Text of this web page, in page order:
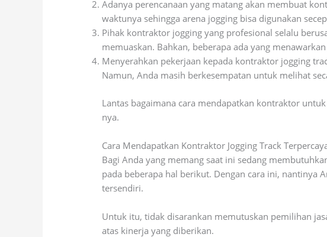
Adanya perencanaan yang matang akan membuat
waktunya sehingga arena jogging bisa digunakan
Pihak kontraktor jogging yang profesional selalu
memuaskan. Bahkan, beberapa ada yang
Menyerahkan pekerjaan kepada kontraktor jogging
Namun, Anda masih berkesempatan untuk melihat
Lantas bagaimana cara mendapatkan kontraktor
nya.
Cara Mendapatkan Kontraktor Jogging Track
Bagi Anda yang memang saat ini sedang
pada beberapa hal berikut. Dengan cara ini, nantinya
tersendiri.
Untuk itu, tidak disarankan memutuskan pemilihan
atas kinerja yang diberikan.